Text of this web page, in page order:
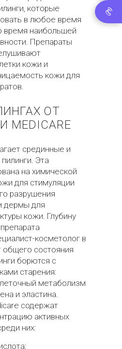
которые
в любое время
время наибольшей
Препараты
кожи и
кожи для
ОТ
срединные и
Эта
на химической
для стимуляции
разрушения
дермы для
кожи. Глубину
косметолог в
общего состояния
борются с
старения:
метаболизм
и эластина.
содержат
активных
них: